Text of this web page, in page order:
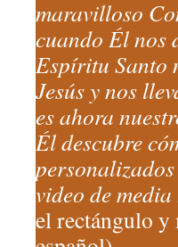
maravilloso
cuando Él nos
Espíritu Santo
Jesús y nos
es ahora
Él descubre
personalizados
video de
el rectángulo y